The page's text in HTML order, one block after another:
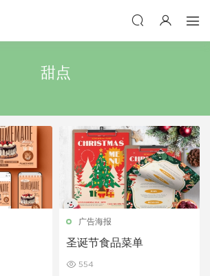
甜点
广告海报
圣诞节食品菜单
554